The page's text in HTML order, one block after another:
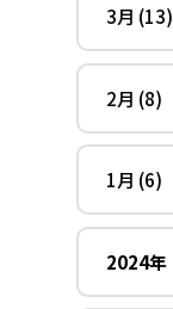
3月 (13)
2月 (8)
1月 (6)
2024年